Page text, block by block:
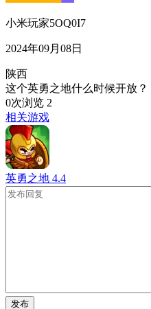
小米玩家5OQ0I7
2024年09月08日
陕西
这个英勇之地什么时候开放？
0次浏览 2
相关游戏
英勇之地 4.4
发布